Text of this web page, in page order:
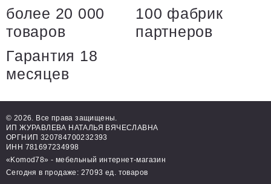
более 20 000
товаров
100 фабрик
партнеров
Гарантия 18
месяцев
© 2026. Все права защищены.
ИП ЖУРАВЛЕВА НАТАЛЬЯ ВЯЧЕСЛАВНА
ОРГНИП 320784700232393
ИНН 781697234998
«Komod78» - мебельный интернет-магазин
Сегодня в продаже: 27093 ед. товаров